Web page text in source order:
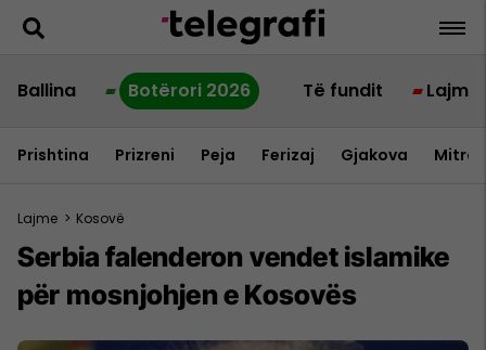
Ballina Botërori 2026 Të fundit Lajme
Prishtina Prizreni Peja Ferizaj Gjakova
Lajme > Kosovë
Serbia falenderon vendet islamike
për mosnjohjen e Kosovës